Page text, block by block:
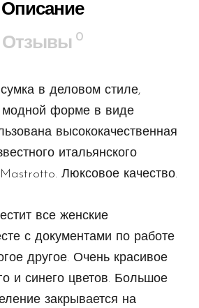
Описание
Отзывы 0
в деловом стиле,
форме в виде
высококачественная
итальянского
Люксовое качество.
все женские
с документами по работе
другое. Очень красивое
и синего цветов. Большое
закрывается на